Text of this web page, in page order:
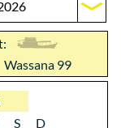
Wassana 99
S
D